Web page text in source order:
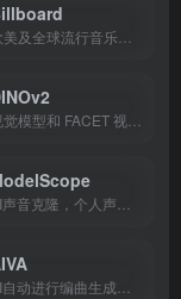
欧美及全球流行音乐排行榜
视觉模型和 FACET 视觉评估数据集
AI声音克隆，个人声音定制
AI自动进行编曲生成音乐